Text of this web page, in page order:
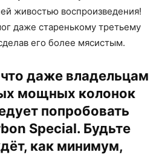
живостью воспроизведения!
даже старенькому третьему
его более мясистым.
даже владельцам
мощных колонок
попробовать
Special. Будьте
как минимум,